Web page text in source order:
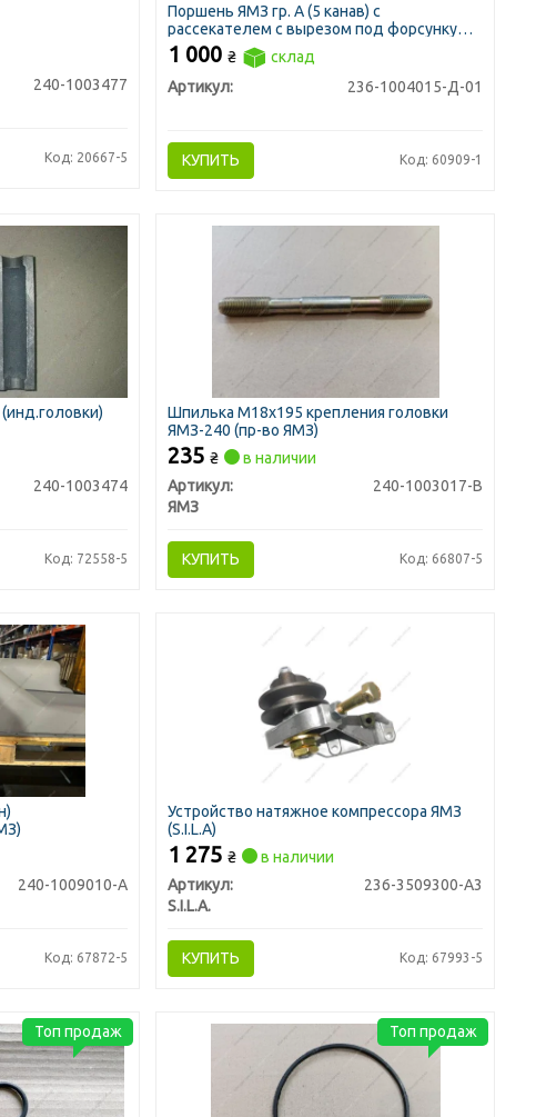
240-1003477
Код: 20667-5
Поршень ЯМЗ гр. А (5 канав) с
рассекателем с вырезом под форсунку
охлаждения
1 000₴
склад
Артикул:
236-1004015-Д-01
КУПИТЬ Код: 60909-1
240-1003474
Код: 72558-5
Шпилька М18х195 крепления головки
ЯМЗ-240 (пр-во ЯМЗ)
235₴
в наличии
Артикул:
240-1003017-В
ЯМЗ
КУПИТЬ Код: 66807-5
240-1009010-А
Код: 67872-5
Устройство натяжное компрессора ЯМЗ
(S.I.L.A)
1 275₴
в наличии
Артикул:
236-3509300-А3
S.I.L.A.
КУПИТЬ Код: 67993-5
Топ продаж Топ продаж